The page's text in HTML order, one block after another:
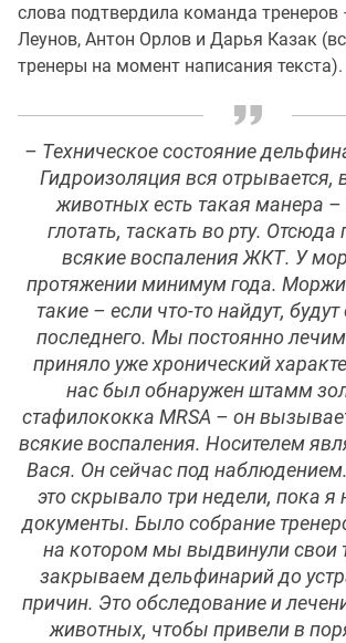
слова подтвердила команда тренеров
Леунов, Антон Орлов и Дарья Казак
тренеры на момент написания текста).
– Техническое состояние
Гидроизоляция вся отрывается,
животных есть такая манера –
глотать, таскать во рту. Отсюда
всякие воспаления ЖКТ. У
протяжении минимум года.
такие – если что-то найдут,
последнего. Мы постоянно
приняло уже хронический
нас был обнаружен штамм
стафилококка MRSA – он
всякие воспаления. Носителем
Вася. Он сейчас под
это скрывало три недели, пока я
документы. Было собрание
на котором мы выдвинули свои
закрываем дельфинарий до
причин. Это обследование и
животных, чтобы привели в